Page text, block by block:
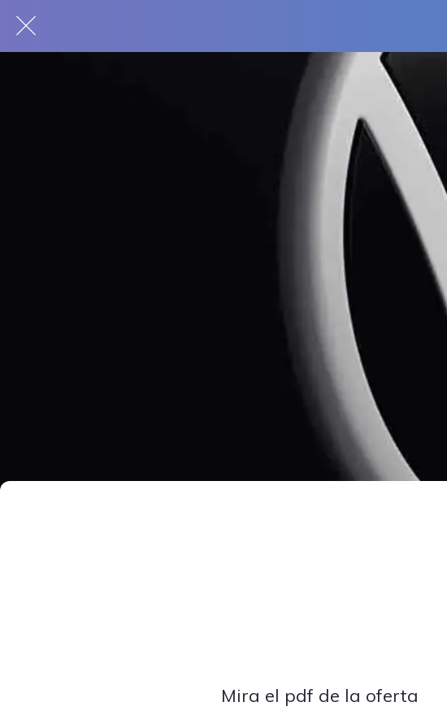
Mira el pdf de la oferta